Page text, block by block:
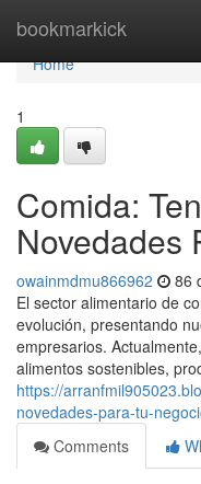
bookmarkick
Home
Home
1
Comida:
Novedades
owainmdmu866962 86
El sector alimentario de
evolución, presentando
empresarios.
alimentos sostenibles,
https://
novedades-para-tu-
Comments